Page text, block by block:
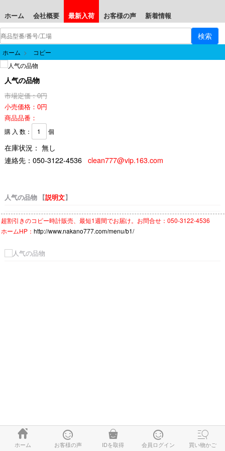
ホーム 会社概要 最新入荷 お客様の声 新着情報
ホーム > コピー
人气の品物
市場定価：0円
小売価格：0円
商品品番：
購 入 数： 個
在庫状況： 無し
連絡先： 050-3122-4536 clean777@vip.163.com
人气の品物 【説明文】
超割引きのコピー時計販売、最短1週間でお届け。お問合せ：050-3122-4536
ホームHP： http://www.nakano777.com/menu/b1/

ホーム

お客様の声

IDを取得

会員ログイン

買い物かご